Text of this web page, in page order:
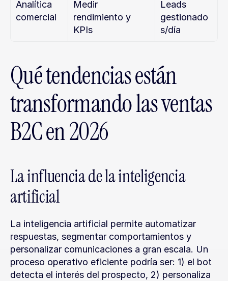
Analítica
comercial
Medir
rendimiento y
KPIs
Leads
gestionado
s/día
Qué tendencias están
transformando las ventas
B2C en 2026
La influencia de la inteligencia
artificial
La inteligencia artificial permite automatizar
respuestas, segmentar comportamientos y
personalizar comunicaciones a gran escala. Un
proceso operativo eficiente podría ser: 1) el bot
detecta el interés del prospecto, 2) personaliza